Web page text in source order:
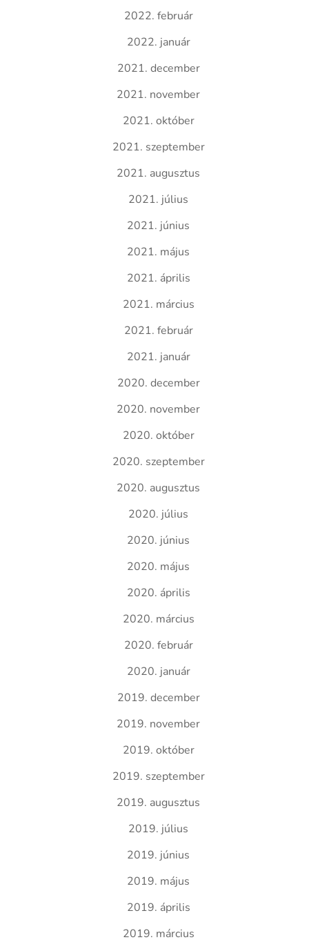
2022. február
2022. január
2021. december
2021. november
2021. október
2021. szeptember
2021. augusztus
2021. július
2021. június
2021. május
2021. április
2021. március
2021. február
2021. január
2020. december
2020. november
2020. október
2020. szeptember
2020. augusztus
2020. július
2020. június
2020. május
2020. április
2020. március
2020. február
2020. január
2019. december
2019. november
2019. október
2019. szeptember
2019. augusztus
2019. július
2019. június
2019. május
2019. április
2019. március